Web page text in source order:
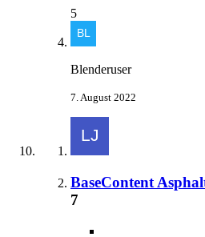
5
Blenderuser
7. August 2022
BaseContent
7